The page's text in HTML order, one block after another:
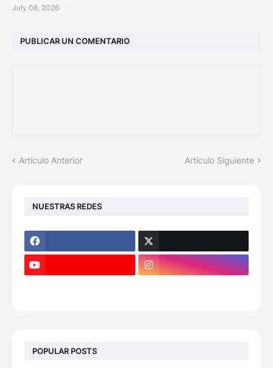
July 06, 2026
PUBLICAR UN COMENTARIO
Artículo Anterior Artículo Siguiente
NUESTRAS REDES
POPULAR POSTS